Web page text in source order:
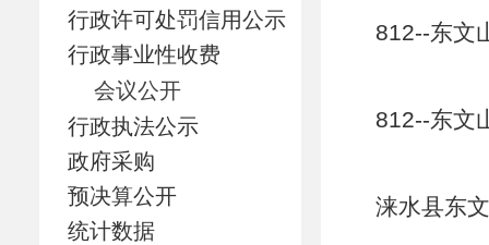
行政许可处罚信用公示
行政事业性收费
会议公开
行政执法公示
政府采购
预决算公开
统计数据
812--东文
812--东文
涞水县东